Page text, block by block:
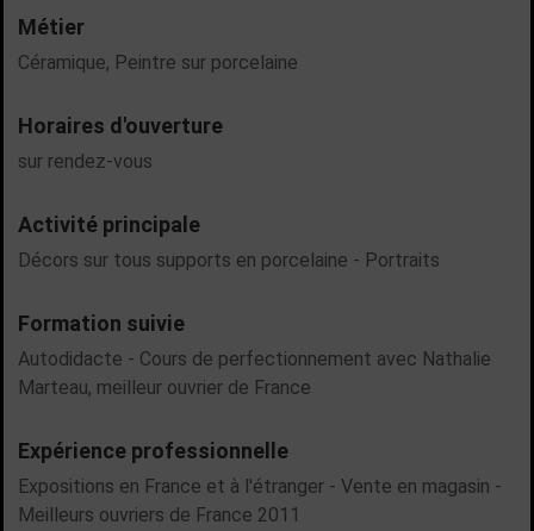
Métier
Céramique, Peintre sur porcelaine
Horaires d'ouverture
sur rendez-vous
Activité principale
Décors sur tous supports en porcelaine - Portraits
Formation suivie
Autodidacte - Cours de perfectionnement avec Nathalie
Marteau, meilleur ouvrier de France
Expérience professionnelle
Expositions en France et à l'étranger - Vente en magasin -
Meilleurs ouvriers de France 2011